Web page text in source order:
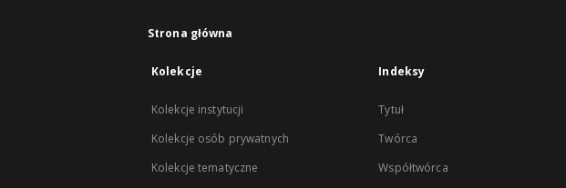
Strona główna
Kolekcje
Kolekcje instytucji
Kolekcje osób prywatnych
Kolekcje tematyczne
Indeksy
Tytuł
Twórca
Współtwórca